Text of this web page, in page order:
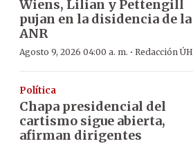
Wiens, Lilian y Pettengill
pujan en la disidencia de la
ANR
Agosto 9, 2026 04:00 a. m. · Redacción ÚH
Política
Chapa presidencial del
cartismo sigue abierta,
afirman dirigentes